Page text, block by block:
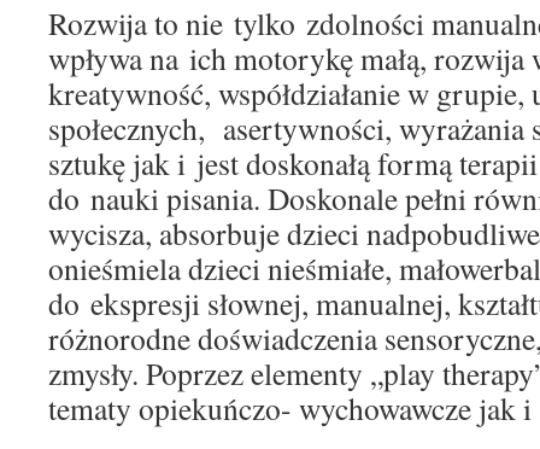
Rozwija to nie tylko zdolności
wpływa na ich motorykę małą, rozwija
kreatywność, współdziałanie w
społecznych, asertywności,
sztukę jak i jest doskonałą formą
do nauki pisania. Doskonale pełni
wycisza, absorbuje dzieci
onieśmiela dzieci nieśmiałe,
do ekspresji słownej, manualnej,
różnorodne doświadczenia
zmysły. Poprzez elementy „play
tematy opiekuńczo- wychowawcze jak